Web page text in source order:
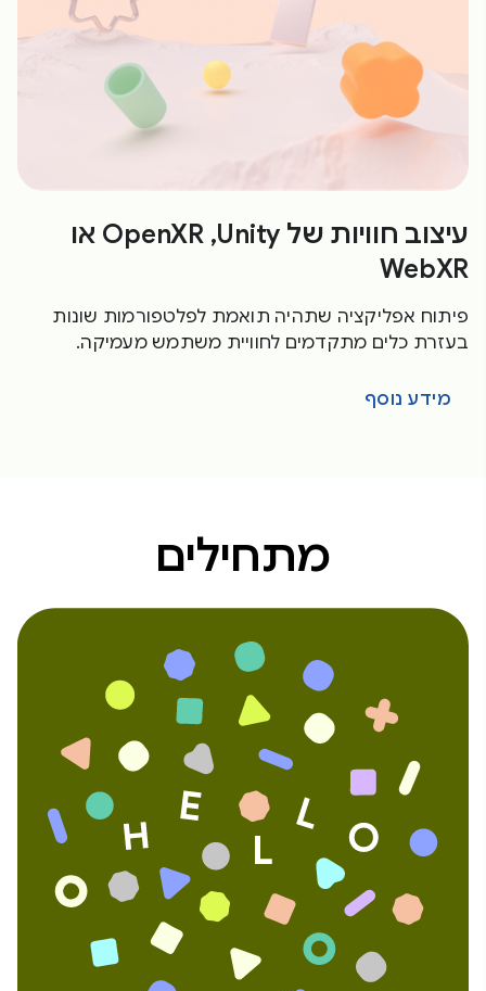
עיצוב חוויות של Unity,‏ OpenXR או
WebXR
פיתוח אפליקציה שתהיה תואמת לפלטפורמות שונות
בעזרת כלים מתקדמים לחוויית משתמש מעמיקה.
מידע נוסף
מתחילים